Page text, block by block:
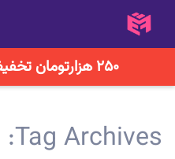
۲۵۰ هزارتومان تخفیف! اینجا را کلیک کنید
Tag Archives: